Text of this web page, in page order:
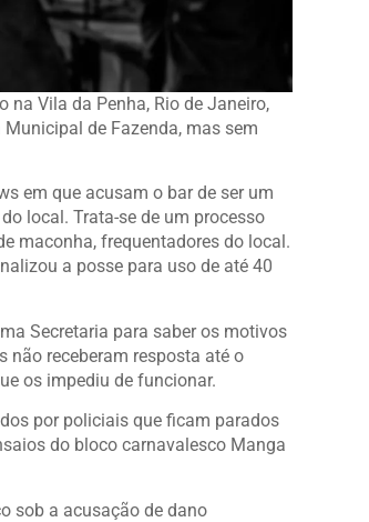
na Vila da Penha, Rio de Janeiro,
de Fazenda, mas sem
em que acusam o bar de ser um
local. Trata-se de um processo
maconha, frequentadores do local.
a posse para uso de até 40
Secretaria para saber os motivos
não receberam resposta até o
os impediu de funcionar.
por policiais que ficam parados
do bloco carnavalesco Manga
sob a acusação de dano